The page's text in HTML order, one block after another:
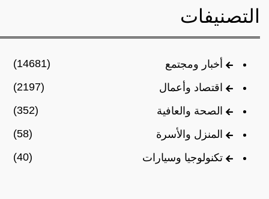
التصنيفات
أخبار ومجتمع
(14681)
اقتصاد وأعمال
(2197)
الصحة والعافية
(352)
المنزل والأسرة
(58)
تكنولوجيا وسيارات
(40)